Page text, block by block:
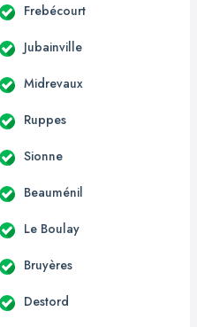
Frebécourt
Jubainville
Midrevaux
Ruppes
Sionne
Beauménil
Le Boulay
Bruyères
Destord